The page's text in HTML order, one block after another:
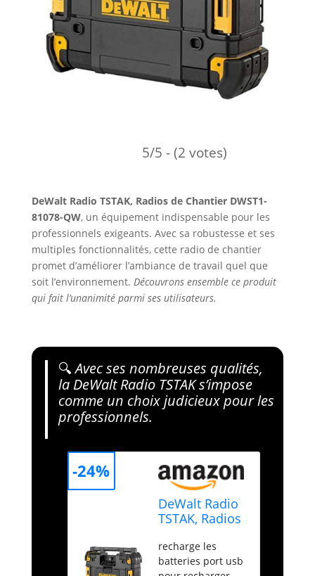
5/5 - (2 votes)
DeWalt Radio TSTAK, Radios de Chantier DWST1-
81078-QW, un équipement indispensable pour les
professionnels exigeants. Avec sa robustesse et ses
multiples fonctionnalités, cette radio de chantier
promet d’améliorer l’ambiance de travail quel que
soit l’environnement. Découvrons ensemble ce produit
qui fait l’unanimité parmi ses utilisateurs.
🔍Avec ses nombreuses qualités,
la DeWalt Radio TSTAK s’impose
comme un choix judicieux pour les
professionnels.
DeWalt Radio
TSTAK, Radios
DWST1-81078-
QW Noir
recharge les
batteries port usb
-24%